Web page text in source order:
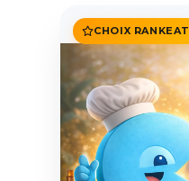
CHOIX RANKEAT